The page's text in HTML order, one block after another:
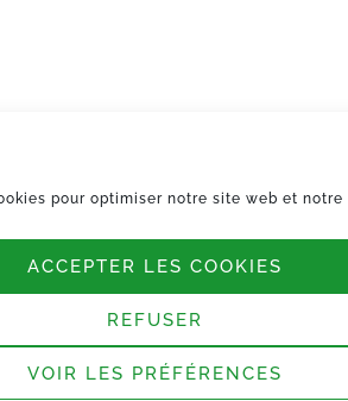
pour optimiser notre site web et notre
ACCEPTER LES COOKIES
REFUSER
VOIR LES PRÉFÉRENCES